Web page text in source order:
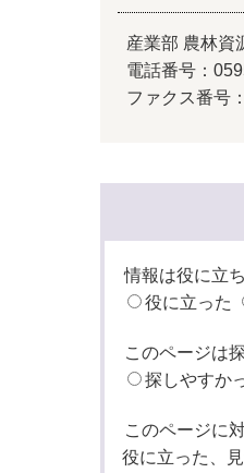
産業部 農林資
電話番号：
ファクス番号
情報は役に立
役に立った
このページは
探しやすか
このページに
役に立った、